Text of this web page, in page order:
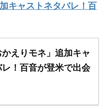
キャストネタバレ！百
えりモネ」追加キャ
！百音が登米で出会